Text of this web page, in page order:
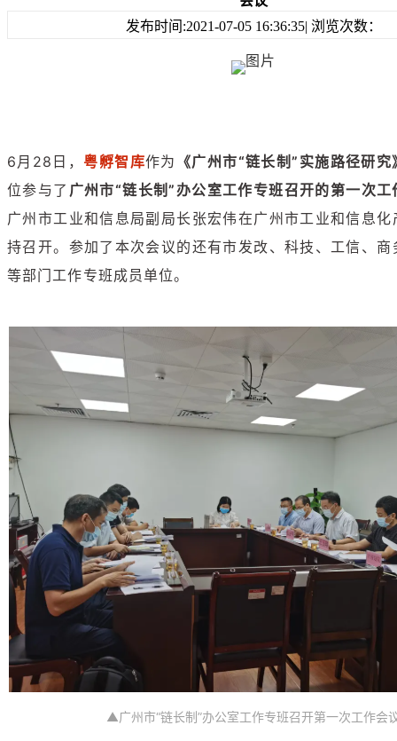
发布时间:2021-07-05 16:36:35| 浏览次数：
6月28日， 粤孵智库作为 《广州市“链长制”实施路径研究
位参与了 广州市“链长制”办公室工作专班召开的第一次工
广州市工业和信息局副局长张宏伟在广州市工业和信息
持召开。参加了本次会议的还有市发改、科技、工信、
等部门工作专班成员单位。
▲广州市“链长制”办公室工作专班召开第一次工作会